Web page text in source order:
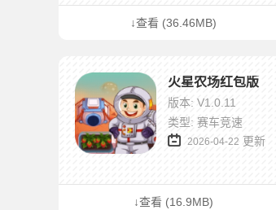
↓查看 (36.46MB)
火星农场红包版
版本: V1.0.11
类型: 赛车竞速
2026-04-22 更新
↓查看 (16.9MB)